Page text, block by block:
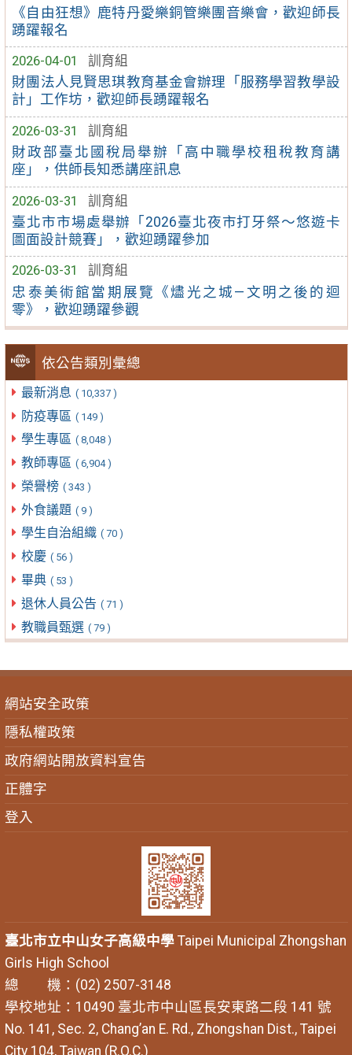
《自由狂想》鹿特丹愛樂銅管樂團音樂會，歡迎師長
踴躍報名
2026-04-01
訓育組
財團法人見賢思琪教育基金會辦理「服務學習教學設
計」工作坊，歡迎師長踴躍報名
2026-03-31
訓育組
財政部臺北國稅局舉辦「高中職學校租稅教育講
座」，供師長知悉講座訊息
2026-03-31
訓育組
臺北市市場處舉辦「2026臺北夜市打牙祭～悠遊卡
圖面設計競賽」，歡迎踴躍參加
2026-03-31
訓育組
忠泰美術館當期展覽《燼光之城—文明之後的迴
零》，歡迎踴躍參觀
依公告類別彙總
最新消息 ( 10,337 )
防疫專區 ( 149 )
學生專區 ( 8,048 )
教師專區 ( 6,904 )
榮譽榜 ( 343 )
外食議題 ( 9 )
學生自治組織 ( 70 )
校慶 ( 56 )
畢典 ( 53 )
退休人員公告 ( 71 )
教職員甄選 ( 79 )
網站安全政策
隱私權政策
政府網站開放資料宣告
正體字
登入
臺北市立中山女子高級中學Taipei Municipal Zhongshan
Girls High School
總 機：(02) 2507-3148
學校地址：10490 臺北市中山區長安東路二段 141 號
No. 141, Sec. 2, Chang’an E. Rd., Zhongshan Dist., Taipei
City 104, Taiwan (R.O.C.)